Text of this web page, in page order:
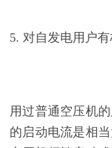
5. 对自发电用户
用过普通空压机
的启动电流是相